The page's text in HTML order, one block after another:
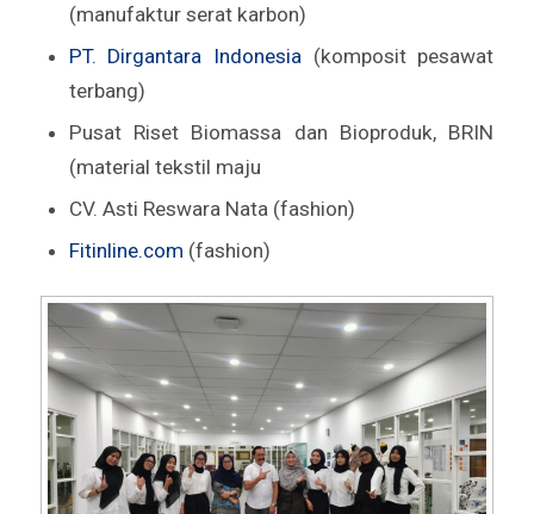
(manufaktur serat karbon)
PT. Dirgantara Indonesia (komposit pesawat
terbang)
Pusat Riset Biomassa dan Bioproduk, BRIN
(material tekstil maju
CV. Asti Reswara Nata (fashion)
Fitinline.com (fashion)